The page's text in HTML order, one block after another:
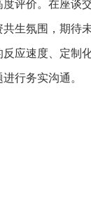
评价。在座
生氛围，期
应速度、定制
行务实沟通。